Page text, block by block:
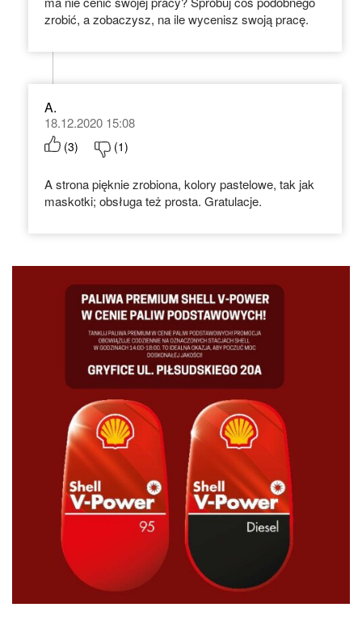
zrobić, a zobaczysz, na ile wycenisz swoją pracę.
A.
18.12.2020 15:08
(3) (1)
A strona pięknie zrobiona, kolory pastelowe, tak jak
maskotki; obsługa też prosta. Gratulacje.